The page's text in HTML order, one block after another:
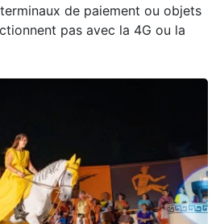
de paiement ou objets
pas avec la 4G ou la